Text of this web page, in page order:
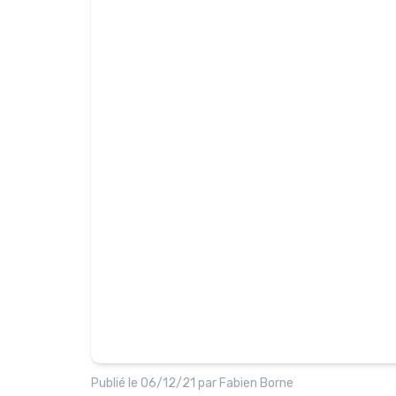
Publié le 06/12/21 par Fabien Borne